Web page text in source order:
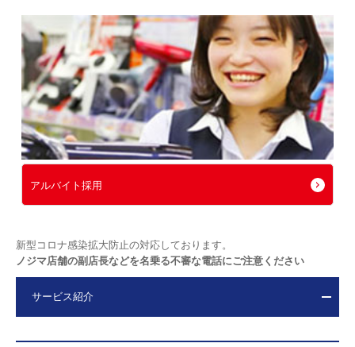
アルバイト採用
新型コロナ感染拡大防止の対応しております。
ノジマ店舗の副店長などを名乗る不審な電話にご注意ください
サービス紹介